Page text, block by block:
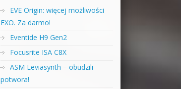
EVE Origin: więcej możliwości
EXO. Za darmo!
Eventide H9 Gen2
Focusrite ISA C8X
ASM Leviasynth – obudzili
potwora!